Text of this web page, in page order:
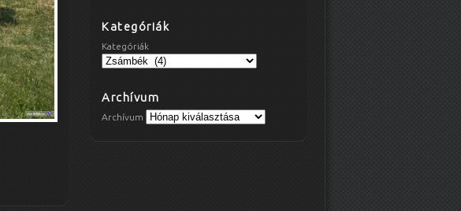
Kategóriák
Kategóriák
Archívum
Archívum